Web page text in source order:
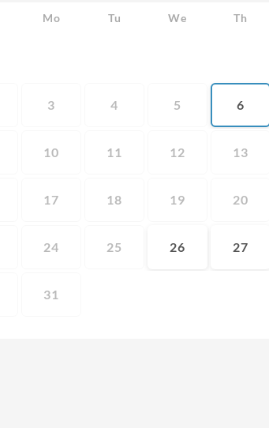
Mo Tu We Th
3 4 5 6
10 11 12 13
17 18 19 20
24 25 26 27
31